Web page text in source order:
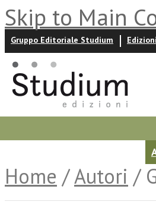
Skip to Main
Gruppo Editoriale Studium
Home /Autori /